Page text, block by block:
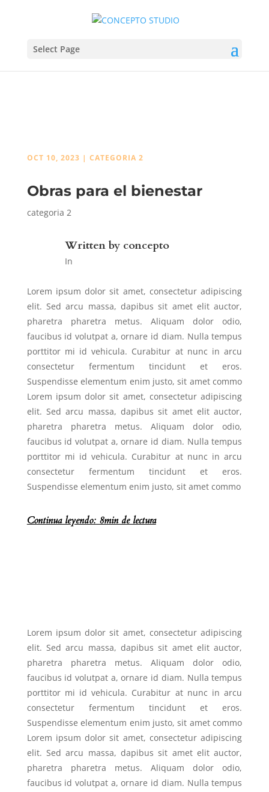
Select Page
OCT 10, 2023 | CATEGORIA 2
Obras para el bienestar
categoria 2
Written by concepto
In
Lorem ipsum dolor sit amet, consectetur adipiscing
elit. Sed arcu massa, dapibus sit amet elit auctor,
pharetra pharetra metus. Aliquam dolor odio,
faucibus id volutpat a, ornare id diam. Nulla tempus
porttitor mi id vehicula. Curabitur at nunc in arcu
consectetur fermentum tincidunt et eros.
Suspendisse elementum enim justo, sit amet commo
Lorem ipsum dolor sit amet, consectetur adipiscing
elit. Sed arcu massa, dapibus sit amet elit auctor,
pharetra pharetra metus. Aliquam dolor odio,
faucibus id volutpat a, ornare id diam. Nulla tempus
porttitor mi id vehicula. Curabitur at nunc in arcu
consectetur fermentum tincidunt et eros.
Suspendisse elementum enim justo, sit amet commo
Continua leyendo: 8min de lectura
Lorem ipsum dolor sit amet, consectetur adipiscing
elit. Sed arcu massa, dapibus sit amet elit auctor,
pharetra pharetra metus. Aliquam dolor odio,
faucibus id volutpat a, ornare id diam. Nulla tempus
porttitor mi id vehicula. Curabitur at nunc in arcu
consectetur fermentum tincidunt et eros.
Suspendisse elementum enim justo, sit amet commo
Lorem ipsum dolor sit amet, consectetur adipiscing
elit. Sed arcu massa, dapibus sit amet elit auctor,
pharetra pharetra metus. Aliquam dolor odio,
faucibus id volutpat a, ornare id diam. Nulla tempus